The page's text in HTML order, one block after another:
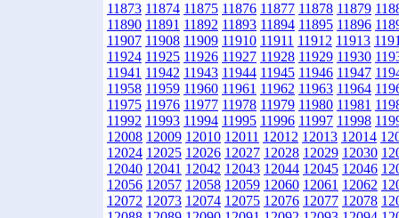
11873 11874 11875 11876 11877 11878 11879
11890 11891 11892 11893 11894 11895 11896
11907 11908 11909 11910 11911 11912 11913
11924 11925 11926 11927 11928 11929 11930
11941 11942 11943 11944 11945 11946 11947
11958 11959 11960 11961 11962 11963 11964
11975 11976 11977 11978 11979 11980 11981
11992 11993 11994 11995 11996 11997 11998
12008 12009 12010 12011 12012 12013 12014
12024 12025 12026 12027 12028 12029 12030
12040 12041 12042 12043 12044 12045 12046
12056 12057 12058 12059 12060 12061 12062
12072 12073 12074 12075 12076 12077 12078